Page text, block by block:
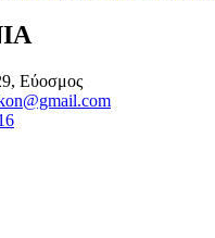
Εύοσμος